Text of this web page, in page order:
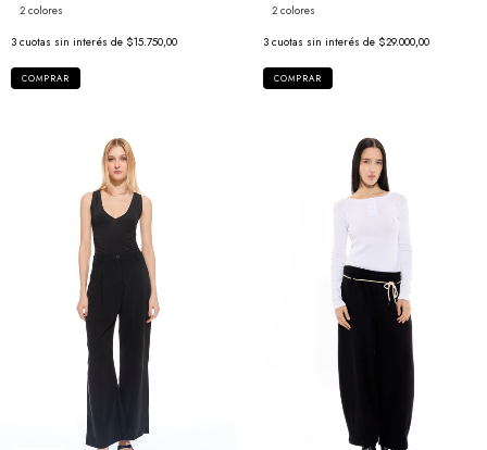
2 colores
3 cuotas sin interés de $15.750,00
COMPRAR
2 colores
3 cuotas sin interés de $29.000,00
COMPRAR